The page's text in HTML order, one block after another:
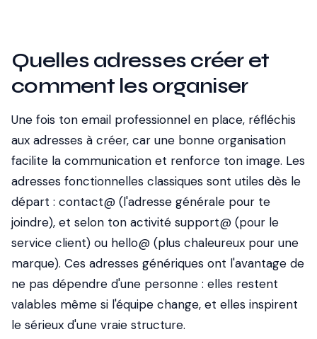
Quelles adresses créer et
comment les organiser
Une fois ton email professionnel en place, réfléchis
aux adresses à créer, car une bonne organisation
facilite la communication et renforce ton image. Les
adresses fonctionnelles classiques sont utiles dès le
départ : contact@ (l'adresse générale pour te
joindre), et selon ton activité support@ (pour le
service client) ou hello@ (plus chaleureux pour une
marque). Ces adresses génériques ont l'avantage de
ne pas dépendre d'une personne : elles restent
valables même si l'équipe change, et elles inspirent
le sérieux d'une vraie structure.